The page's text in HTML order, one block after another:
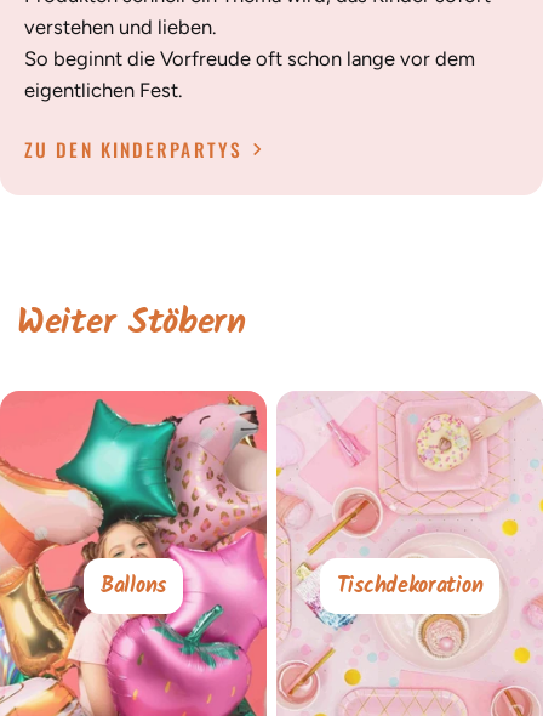
verstehen und lieben.
So beginnt die Vorfreude oft schon lange vor dem
eigentlichen Fest.
ZU DEN KINDERPARTYS
Weiter Stöbern
Ballons Tischdekoration